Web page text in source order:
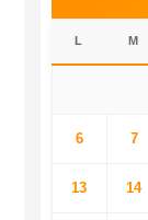
L M
6 7
13 14